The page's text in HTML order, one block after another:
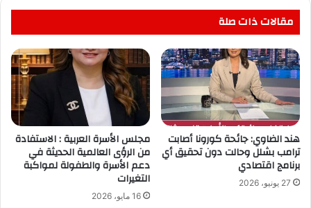
مقالات ذات صلة
هند الضاوي: جائحة كورونا أصابت
ترامب بشلل وحالت دون تحقيق أي
برنامج اقتصادي
27 يونيو، 2026
مجلس الأسرة العربية : الاستفادة
من الرؤى العالمية الحديثة في
دعم الأسرة والطفولة لمواكبة
التغيرات
16 مايو، 2026